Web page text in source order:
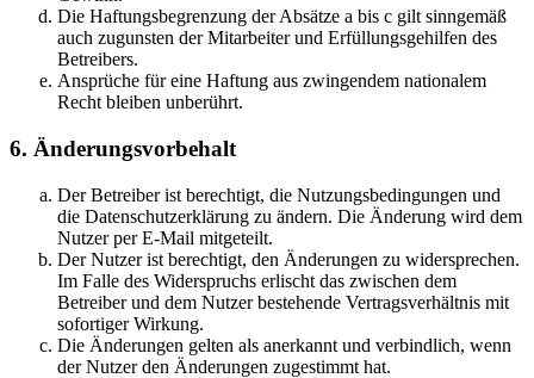
Die Haftungsbegrenzung der Absätze a bis c gilt sinngemäß
auch zugunsten der Mitarbeiter und Erfüllungsgehilfen des
Betreibers.
Ansprüche für eine Haftung aus zwingendem nationalem
Recht bleiben unberührt.
6. Änderungsvorbehalt
Der Betreiber ist berechtigt, die Nutzungsbedingungen und
die Datenschutzerklärung zu ändern. Die Änderung wird dem
Nutzer per E-Mail mitgeteilt.
Der Nutzer ist berechtigt, den Änderungen zu widersprechen.
Im Falle des Widerspruchs erlischt das zwischen dem
Betreiber und dem Nutzer bestehende Vertragsverhältnis mit
sofortiger Wirkung.
Die Änderungen gelten als anerkannt und verbindlich, wenn
der Nutzer den Änderungen zugestimmt hat.